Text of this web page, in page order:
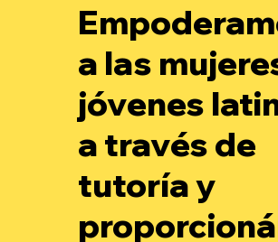
a las
jóvenes
a través de
tutoría y